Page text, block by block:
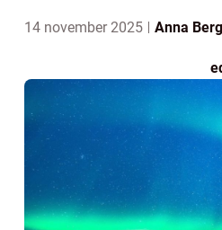
14 november 2025 Anna